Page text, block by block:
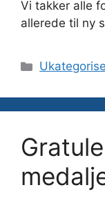
Vi takker alle
allerede til ny
Kategorier